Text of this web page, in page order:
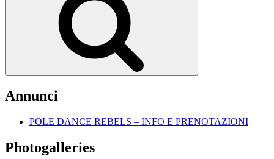
Annunci
POLE DANCE REBELS – INFO E PRENOTAZIONI
Photogalleries